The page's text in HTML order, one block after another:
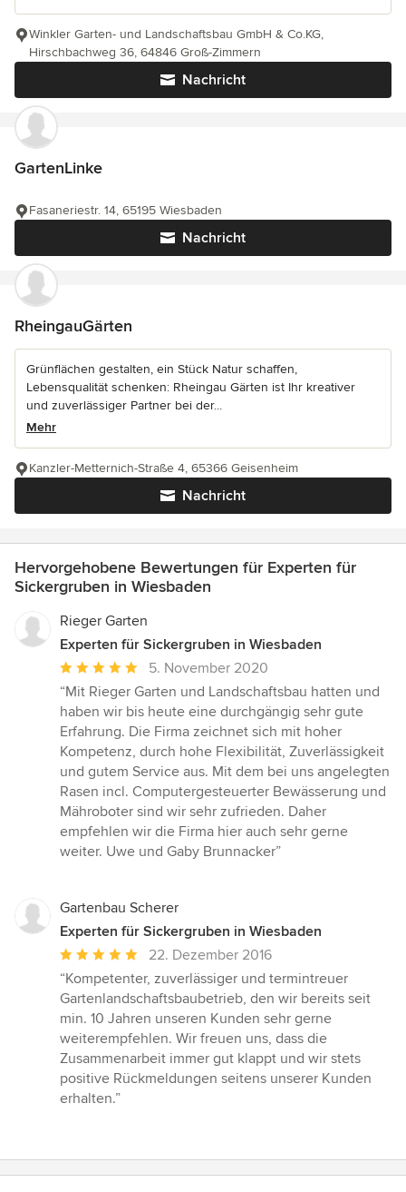
Nachricht
Winkler Garten- und Landschaftsbau GmbH & Co.KG,
Hirschbachweg 36, 64846 Groß-Zimmern
GartenLinke
Nachricht
Fasaneriestr. 14, 65195 Wiesbaden
RheingauGärten
Grünflächen gestalten, ein Stück Natur schaffen,
Lebensqualität schenken: Rheingau Gärten ist Ihr kreativer
und zuverlässiger Partner bei der...
Mehr
Nachricht
Kanzler-Metternich-Straße 4, 65366 Geisenheim
Hervorgehobene Bewertungen für Experten für
Sickergruben in Wiesbaden
Rieger Garten
Experten für Sickergruben in Wiesbaden
Durchschnittliche
Bewertung:
5
von
5
Sternen
5. November 2020
“Mit Rieger Garten und Landschaftsbau hatten und
haben wir bis heute eine durchgängig sehr gute
Erfahrung. Die Firma zeichnet sich mit hoher
Kompetenz, durch hohe Flexibilität, Zuverlässigkeit
und gutem Service aus. Mit dem bei uns angelegten
Rasen incl. Computergesteuerter Bewässerung und
Mähroboter sind wir sehr zufrieden. Daher
empfehlen wir die Firma hier auch sehr gerne
weiter. Uwe und Gaby Brunnacker”
Gartenbau Scherer
Experten für Sickergruben in Wiesbaden
Durchschnittliche
Bewertung:
5
von
5
Sternen
22. Dezember 2016
“Kompetenter, zuverlässiger und termintreuer
Gartenlandschaftsbaubetrieb, den wir bereits seit
min. 10 Jahren unseren Kunden sehr gerne
weiterempfehlen. Wir freuen uns, dass die
Zusammenarbeit immer gut klappt und wir stets
positive Rückmeldungen seitens unserer Kunden
erhalten.”